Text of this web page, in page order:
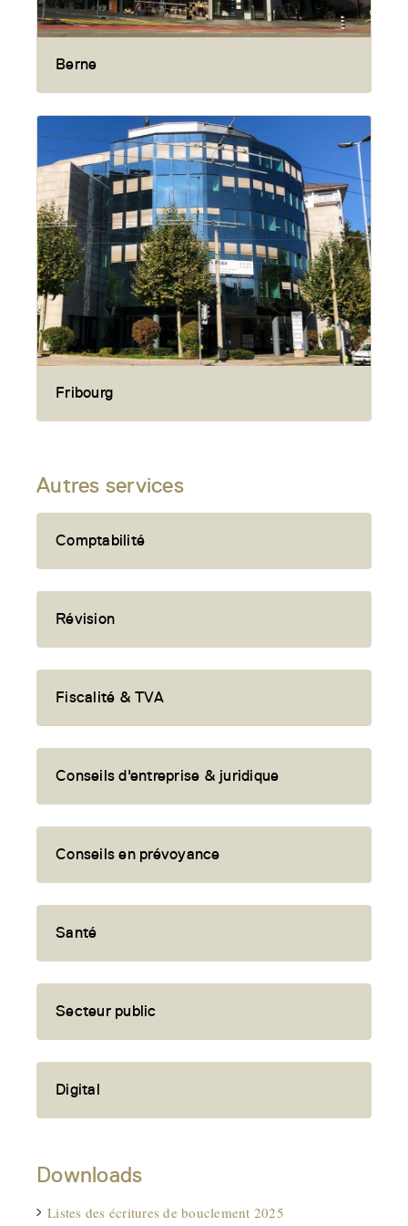
Berne
Fribourg
Autres services
Comptabilité
Révision
Fiscalité & TVA
Conseils d'entreprise & juridique
Conseils en prévoyance
Santé
Secteur public
Digital
Downloads
Listes des écritures de bouclement 2025